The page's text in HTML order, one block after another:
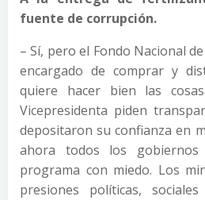
fuente de corrupción.
– Sí, pero el Fondo Nacional
encargado de comprar y
quiere hacer bien las
Vicepresidenta piden
depositaron su confianza en
ahora todos los gobiernos
programa con miedo. Los
presiones políticas,